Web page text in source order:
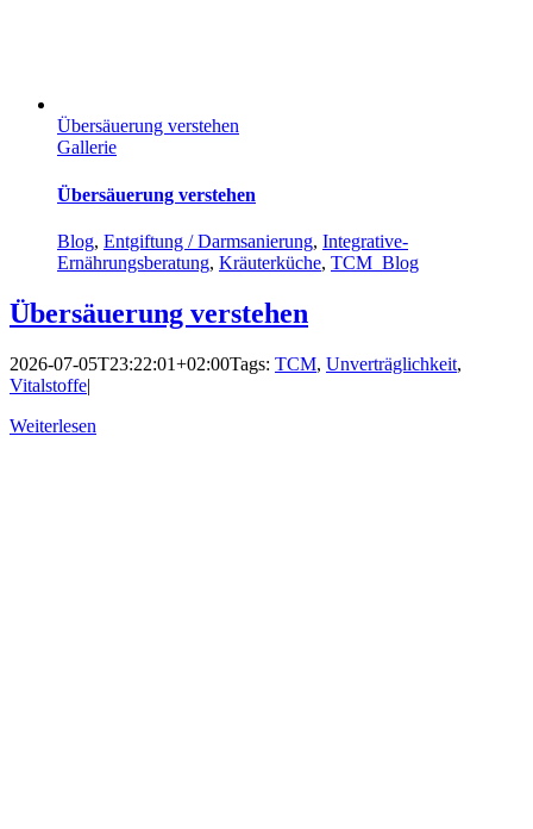
Übersäuerung verstehen
Gallerie
Übersäuerung verstehen
Blog, Entgiftung / Darmsanierung, Integrative-
Ernährungsberatung, Kräuterküche, TCM_Blog
Übersäuerung verstehen
2026-07-05T23:22:01+02:00Tags: TCM, Unverträglichkeit,
Vitalstoffe|
Weiterlesen